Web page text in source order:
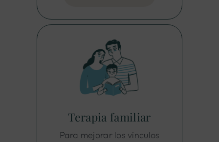
Terapia familiar
Para mejorar los vínculos